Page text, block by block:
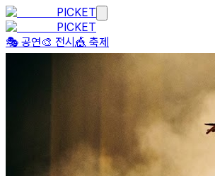
PICKET
PICKET
🎭 공연🎨 전시 🎪 축제